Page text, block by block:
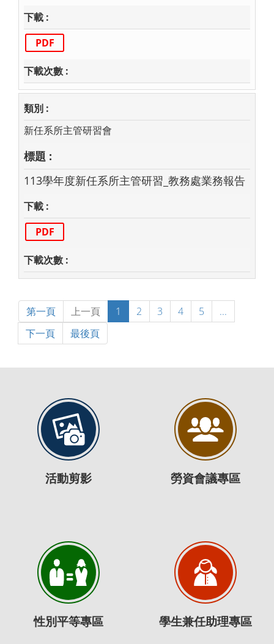
PDF
新任系所主管研習會
113學年度新任系所主管研習_教務處業務報告
PDF
第一頁 上一頁 1 2 3 4 5
...
下一頁
最後頁
活動剪影 勞資會議專區
性別平等專區 學生兼任助理專區